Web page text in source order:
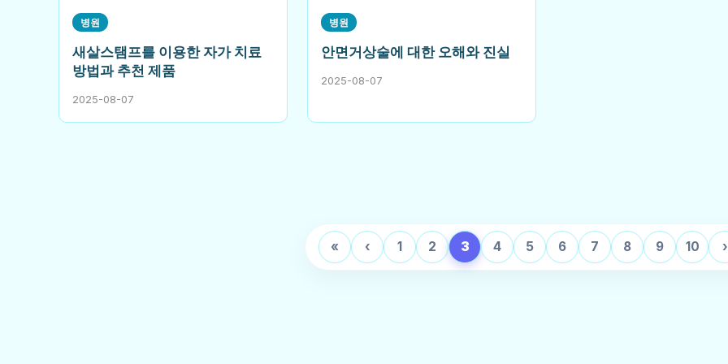
병원
새살스탬프를 이용한 자가 치료
방법과 추천 제품
2025-08-07
병원
안면거상술에 대한 오해와 진실
2025-08-07
« ‹ 1 2 3 4 5 6 7 8 9 10 ›